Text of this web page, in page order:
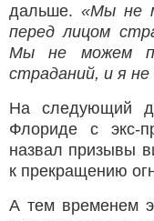
дальше. «Мы не
перед лицом
Мы не можем
страданий, и я не
На следующий
Флориде с экс-
назвал призывы
к прекращению
А тем временем